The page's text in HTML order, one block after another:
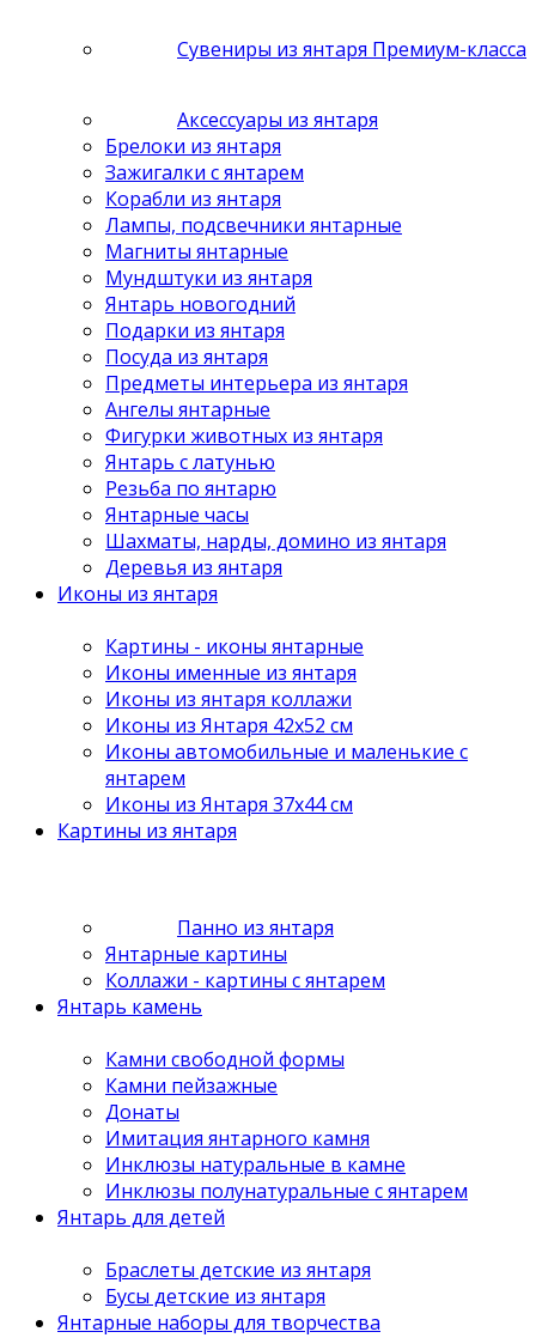
Сувениры из янтаря Премиум-класса
Аксессуары из янтаря
Брелоки из янтаря
Зажигалки с янтарем
Корабли из янтаря
Лампы, подсвечники янтарные
Магниты янтарные
Мундштуки из янтаря
Янтарь новогодний
Подарки из янтаря
Посуда из янтаря
Предметы интерьера из янтаря
Ангелы янтарные
Фигурки животных из янтаря
Янтарь с латунью
Резьба по янтарю
Янтарные часы
Шахматы, нарды, домино из янтаря
Деревья из янтаря
Иконы из янтаря
Картины - иконы янтарные
Иконы именные из янтаря
Иконы из янтаря коллажи
Иконы из Янтаря 42х52 см
Иконы автомобильные и маленькие с
янтарем
Иконы из Янтаря 37х44 см
Картины из янтаря
Панно из янтаря
Янтарные картины
Коллажи - картины с янтарем
Янтарь камень
Камни свободной формы
Камни пейзажные
Донаты
Имитация янтарного камня
Инклюзы натуральные в камне
Инклюзы полунатуральные с янтарем
Янтарь для детей
Браслеты детские из янтаря
Бусы детские из янтаря
Янтарные наборы для творчества